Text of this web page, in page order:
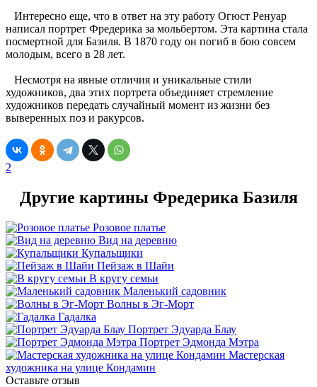
Интересно еще, что в ответ на эту работу Огюст Ренуар
написал портрет Фредерика за мольбертом. Эта картина стала
посмертной для Базиля. В 1870 году он погиб в бою совсем
молодым, всего в 28 лет.
Несмотря на явные отличия и уникальные стили
художников, два этих портрета объединяет стремление
художников передать случайный момент из жизни без
выверенных поз и ракурсов.
2
Другие картины Фредерика Базиля
Розовое платье
Вид на деревню
Купальщики
Пейзаж в Шайи
В кругу семьи
Маленький садовник
Волны в Эг-Морт
Гадалка
Портрет Эдуарда Блау
Портрет Эдмонда Мэтра
Мастерская
художника на улице Кондамин
Оставьте отзыв